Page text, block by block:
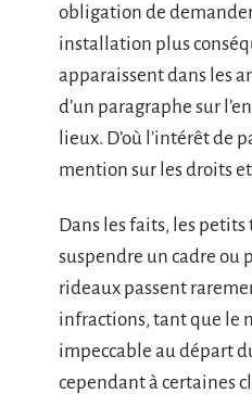
obligation de
installation plus
apparaissent dans les
d’un paragraphe sur
lieux. D’où l’intérêt de
mention sur les droits
Dans les faits, les
suspendre un cadre ou
rideaux passent
infractions, tant que le
impeccable au départ
cependant à certaines